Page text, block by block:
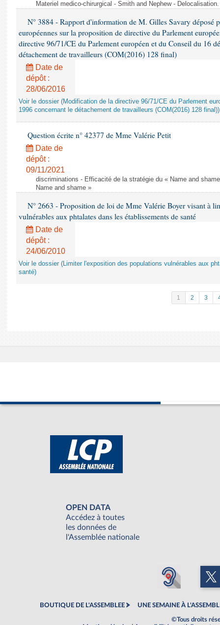
Materiel medico-chirurgical - Smith and Nephew -
N° 3884 - Rapport d'information de M. Gilles Savary déposé
européennes sur la proposition de directive du Parlement
directive 96/71/CE du Parlement européen et du Conseil du 16
détachement de travailleurs (COM(2016) 128 final)
Date de
dépôt :
28/06/2016
Voir le dossier (Modification de la directive 96/71/CE du Parlement
1996 concernant le détachement de travailleurs (COM(2016) 128 final))
Question écrite n° 42377 de Mme Valérie Petit
Date de
dépôt :
09/11/2021
discriminations - Efficacité de la stratégie du « Name and
Name and shame »
N° 2663 - Proposition de loi de Mme Valérie Boyer visant à
vulnérables aux phtalates dans les établissements de santé
Date de
dépôt :
24/06/2010
Voir le dossier (Limiter l'exposition des populations vulnérables aux
santé)
1 2 3
OPEN DATA
Accédez à toutes
les données de
l'Assemblée nationale
BOUTIQUE DE L'ASSEMBLEE UNE SEMAINE À
©Tous droits